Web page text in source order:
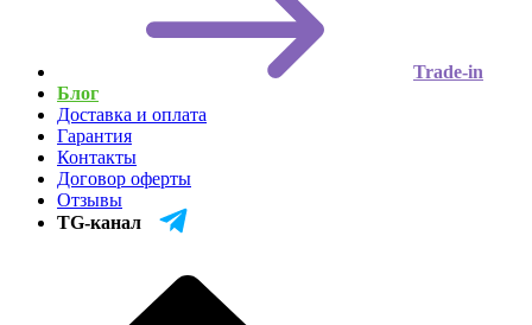
Trade-in
Блог
Доставка и оплата
Гарантия
Контакты
Договор оферты
Отзывы
TG-канал